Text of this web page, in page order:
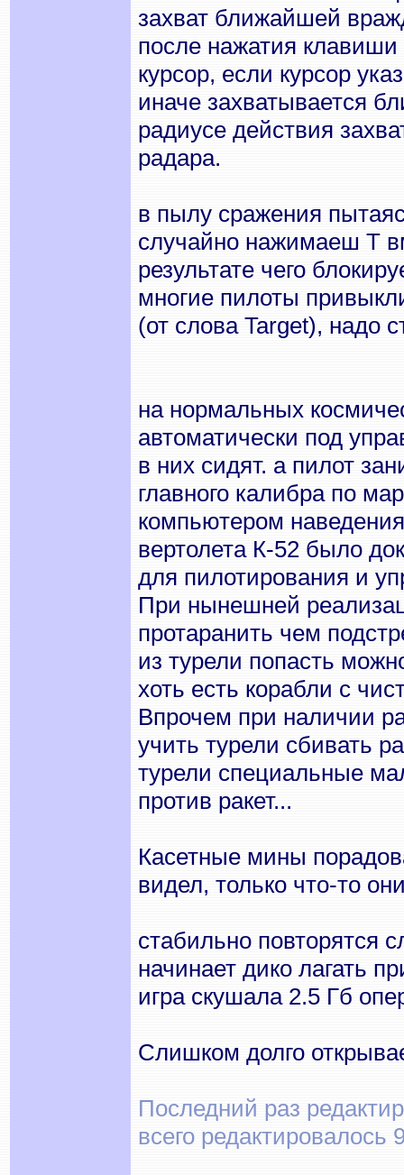
захват ближайшей
после нажатия клавиши
курсор, если курсор
иначе захватывается
радиусе действия
радара.
в пылу сражения
случайно нажимаеш T
результате чего
многие пилоты
(от слова Target), надо
на нормальных
автоматически под
в них сидят. а пилот
главного калибра по
компьютером
вертолета К-52 было
для пилотирования и
При нынешней
протаранить чем
из турели попасть
хоть есть корабли с
Впрочем при наличии
учить турели сбивать
турели специальные
против ракет...
Касетные мины
видел, только что-то
стабильно повторятся
начинает дико лагать
игра скушала 2.5 Гб
Cлишком долго
Последний раз
всего редактировалось